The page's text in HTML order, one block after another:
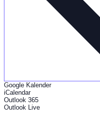
Google Kalender
iCalendar
Outlook 365
Outlook Live